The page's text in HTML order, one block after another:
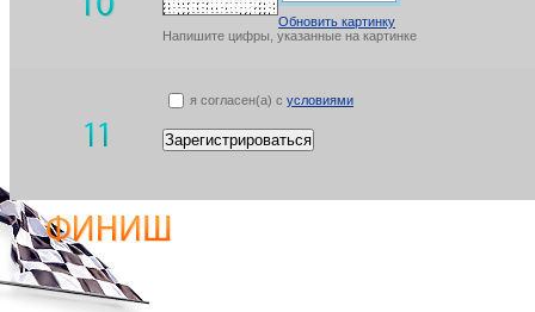
Обновить картинку
Напишите цифры, указанные на картинке
я согласен(а) с условиями
Зарегистрироваться